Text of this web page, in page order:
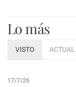
Lo más
VISTO ACTUAL
17/7/26